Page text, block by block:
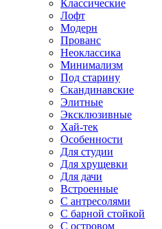
Классические
Лофт
Модерн
Прованс
Неоклассика
Минимализм
Под старину
Скандинавские
Элитные
Эксклюзивные
Хай-тек
Особенности
Для студии
Для хрущевки
Для дачи
Встроенные
С антресолями
С барной стойкой
С островом